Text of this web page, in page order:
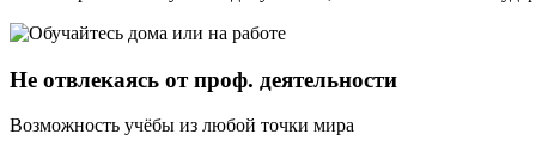
Не отвлекаясь от проф. деятельности
Возможность учёбы из любой точки мира